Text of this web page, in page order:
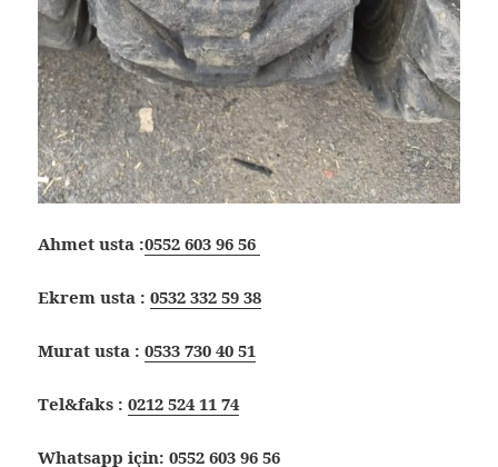
Ahmet usta :0552 603 96 56
Ekrem usta :0532 332 59 38
Murat usta :0533 730 40 51
Tel&faks :0212 524 11 74
Whatsapp için: 0552 603 96 56